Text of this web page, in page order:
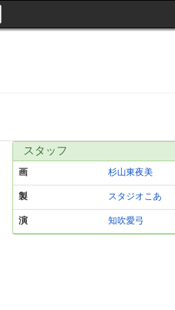
スタッフ
画 杉山東夜美
製 スタジオこあ
演 知吹愛弓